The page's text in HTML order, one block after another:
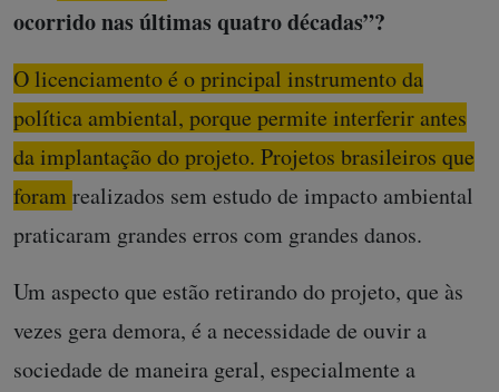
ocorrido nas últimas quatro décadas”?
O licenciamento é o principal instrumento da
política ambiental, porque permite interferir antes
da implantação do projeto. Projetos brasileiros que
foram realizados sem estudo de impacto ambiental
praticaram grandes erros com grandes danos.
Um aspecto que estão retirando do projeto, que às
vezes gera demora, é a necessidade de ouvir a
sociedade de maneira geral, especialmente a